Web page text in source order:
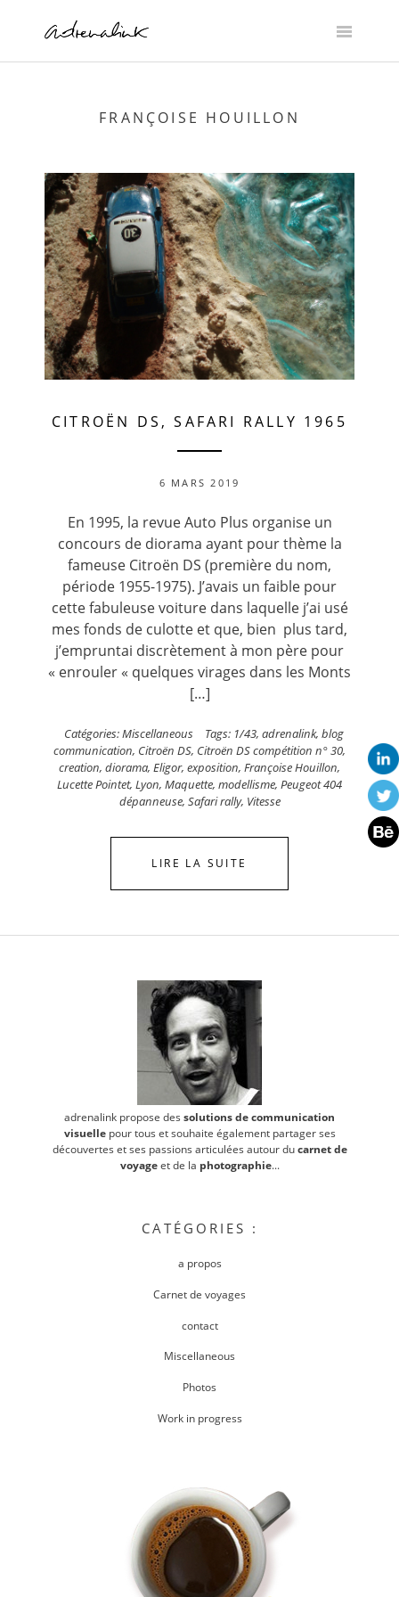
FRANÇOISE HOUILLON
CITROËN DS, SAFARI RALLY 1965
6 MARS 2019
En 1995, la revue Auto Plus organise un
concours de diorama ayant pour thème la
fameuse Citroën DS (première du nom,
période 1955-1975). J’avais un faible pour
cette fabuleuse voiture dans laquelle j’ai usé
mes fonds de culotte et que, bien plus tard,
j’empruntai discrètement à mon père pour
« enrouler « quelques virages dans les Monts
[…]
Catégories:Miscellaneous Tags: 1/43, adrenalink, blog
communication, Citroën DS, Citroën DS compétition n° 30,
creation, diorama, Eligor, exposition, Françoise Houillon,
Lucette Pointet, Lyon, Maquette, modellisme, Peugeot 404
dépanneuse, Safari rally, Vitesse
LIRE LA SUITE
adrenalink propose des solutions de communication
visuellepour tous et souhaite également partager ses
découvertes et ses passions articulées autour ducarnet de
voyageet de la photographie...
CATÉGORIES :
a propos
Carnet de voyages
contact
Miscellaneous
Photos
Work in progress